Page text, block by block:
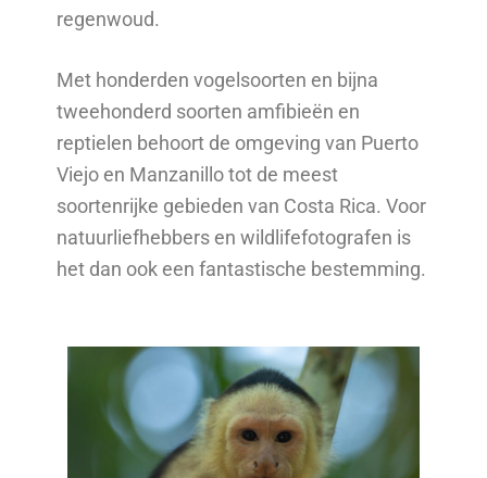
regenwoud.
Met honderden vogelsoorten en bijna
tweehonderd soorten amfibieën en
reptielen behoort de omgeving van Puerto
Viejo en Manzanillo tot de meest
soortenrijke gebieden van Costa Rica. Voor
natuurliefhebbers en wildlifefotografen is
het dan ook een fantastische bestemming.